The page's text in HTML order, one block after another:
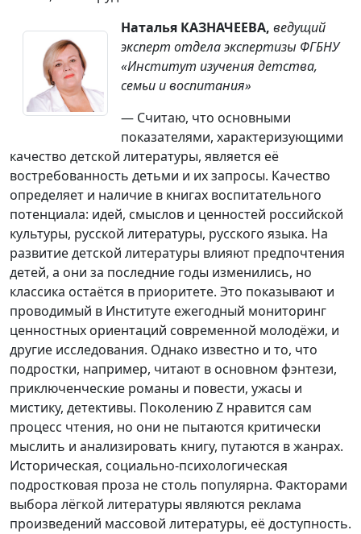
Наталья КАЗНАЧЕЕВА, ведущий
эксперт отдела экспертизы ФГБНУ
«Институт изучения детства,
семьи и воспитания»
— Считаю, что основными
показателями, характеризующими
качество детской литературы, является её
востребованность детьми и их запросы. Качество
определяет и наличие в книгах воспитательного
потенциала: идей, смыслов и ценностей российской
культуры, русской литературы, русского языка. На
развитие детской литературы влияют предпочтения
детей, а они за последние годы изменились, но
классика остаётся в приоритете. Это показывают и
проводимый в Институте ежегодный мониторинг
ценностных ориентаций современной молодёжи, и
другие исследования. Однако известно и то, что
подростки, например, читают в основном фэнтези,
приключенческие романы и повести, ужасы и
мистику, детективы. Поколению Z нравится сам
процесс чтения, но они не пытаются критически
мыслить и анализировать книгу, путаются в жанрах.
Историческая, социально-психологическая
подростковая проза не столь популярна. Факторами
выбора лёгкой литературы являются реклама
произведений массовой литературы, её доступность.